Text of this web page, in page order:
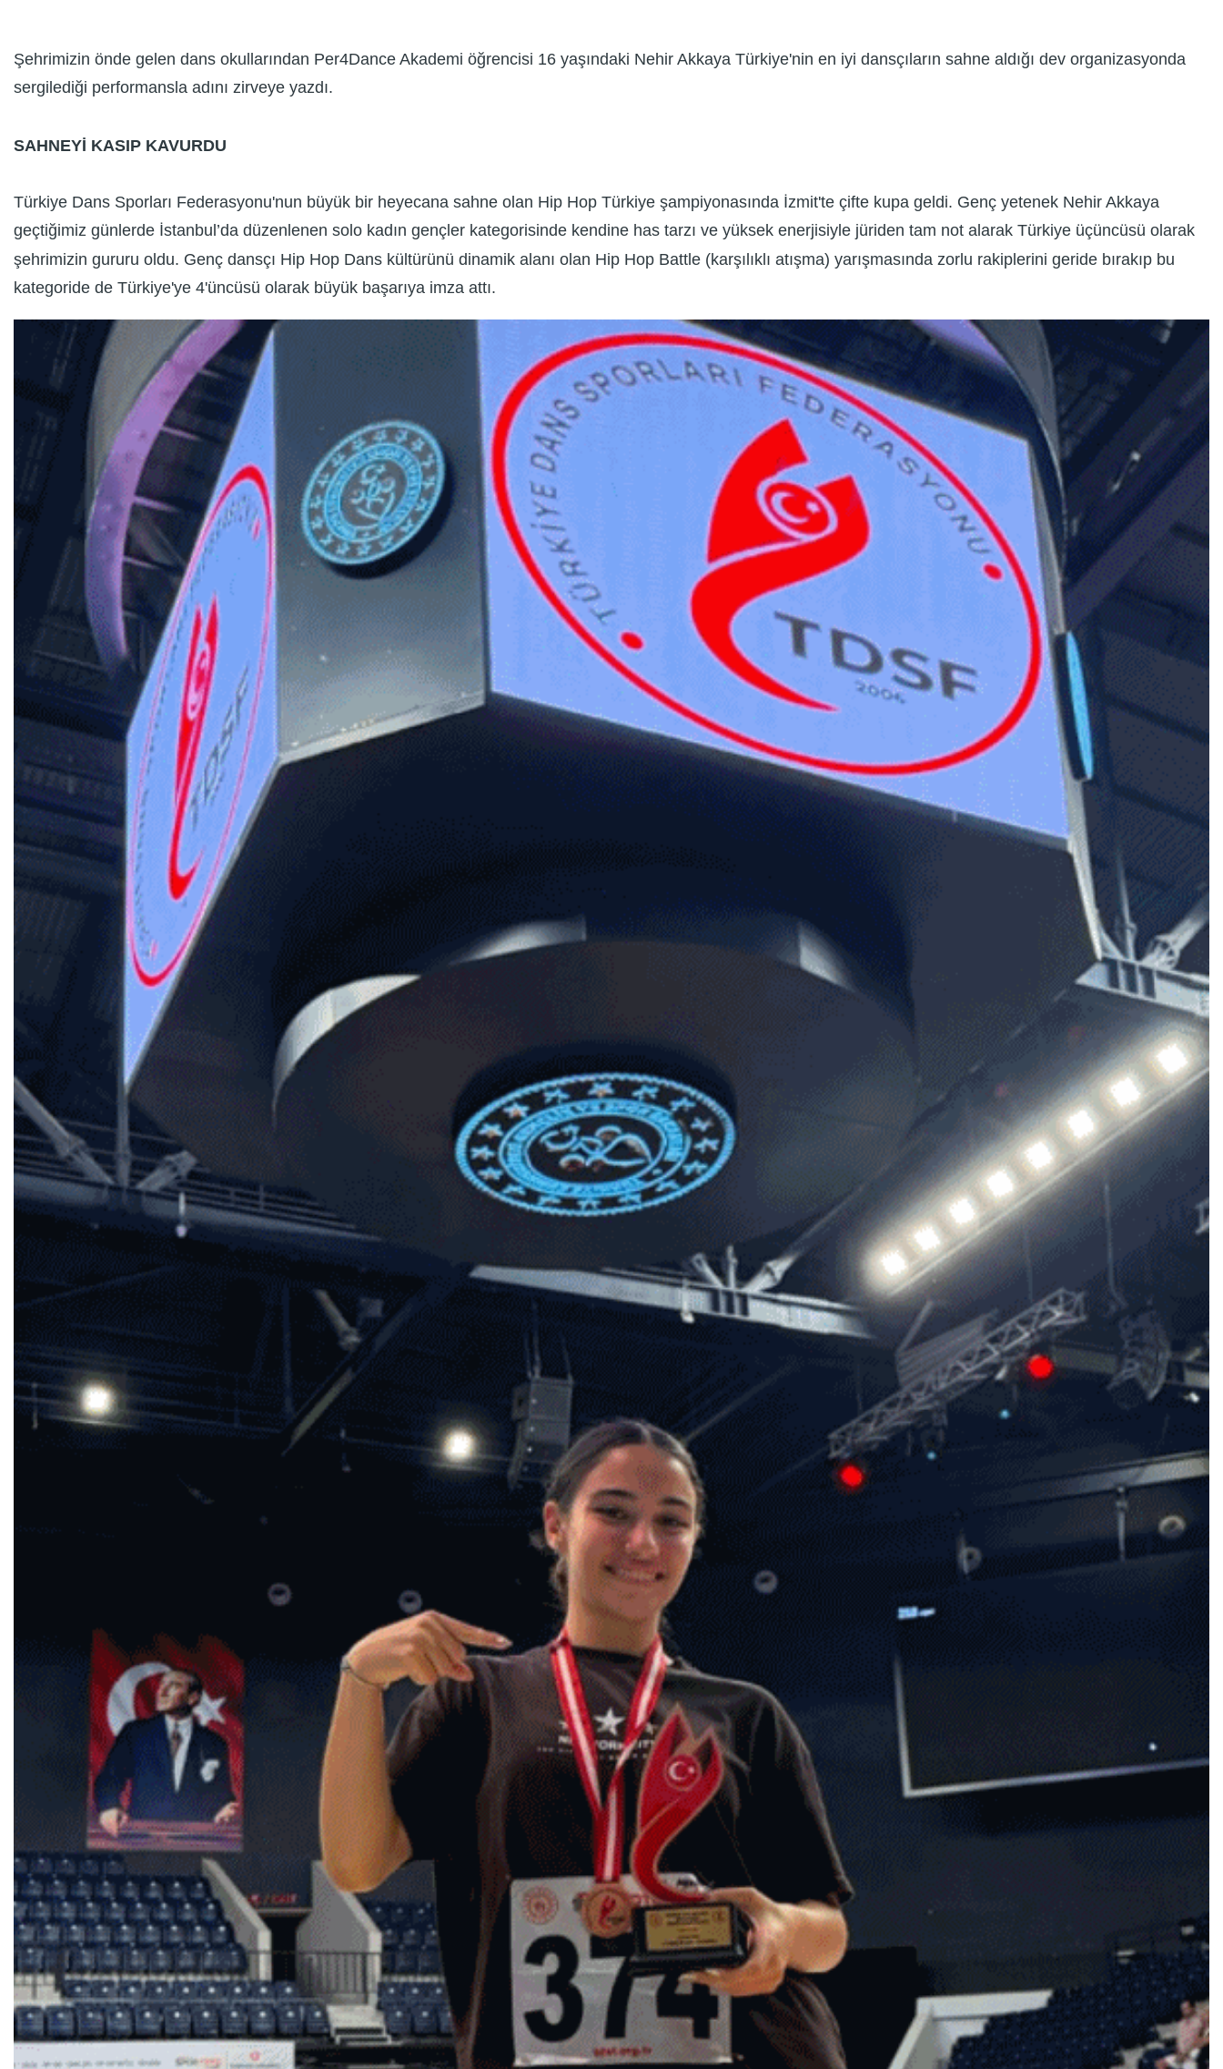
Şehrimizin önde gelen dans okullarından Per4Dance Akademi öğrencisi 16 yaşındaki Nehir Akkaya Türkiye'nin en iyi dansçıların sahne aldığı dev organizasyonda
sergilediği performansla adını zirveye yazdı.
SAHNEYİ KASIP KAVURDU
Türkiye Dans Sporları Federasyonu'nun büyük bir heyecana sahne olan Hip Hop Türkiye şampiyonasında İzmit'te çifte kupa geldi. Genç yetenek Nehir Akkaya
geçtiğimiz günlerde İstanbul’da düzenlenen solo kadın gençler kategorisinde kendine has tarzı ve yüksek enerjisiyle jüriden tam not alarak Türkiye üçüncüsü olarak
şehrimizin gururu oldu. Genç dansçı Hip Hop Dans kültürünü dinamik alanı olan Hip Hop Battle (karşılıklı atışma) yarışmasında zorlu rakiplerini geride bırakıp bu
kategoride de Türkiye'ye 4'üncüsü olarak büyük başarıya imza attı.